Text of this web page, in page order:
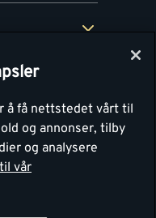
å få nettstedet vårt til
og annonser, tilby
og analysere
vår